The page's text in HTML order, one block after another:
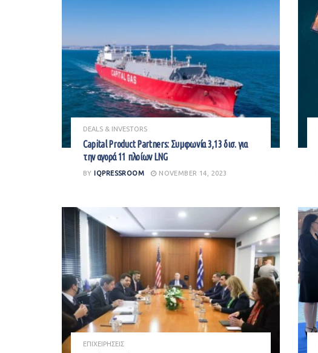
DEALS & INVESTORS
Capital Product Partners: Συμφωνία 3,13 δισ. για
την αγορά 11 πλοίων LNG
BY IQPRESSROOM NOVEMBER 14, 2023
ΕΠΙΧΕΙΡΗΣΕΙΣ